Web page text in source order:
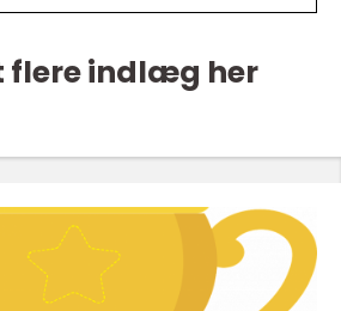
flere indlæg her